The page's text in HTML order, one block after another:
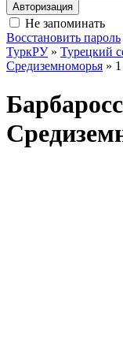
Авторизация
Не запоминать
Восстановить пароль
ТуркРУ» Турецкий
Средиземноморья »